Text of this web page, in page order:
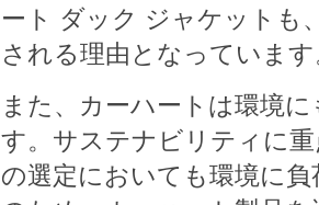
ート ダック ジャケットも
される理由となっていま
また、カーハートは環境
す。サステナビリティに
の選定においても環境に